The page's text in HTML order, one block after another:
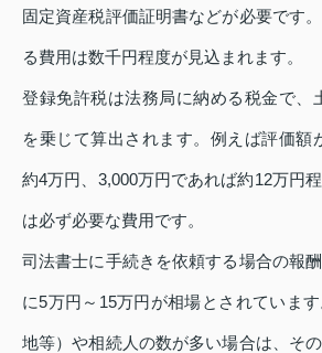
固定資産税評価証明書などが必要です
る費用は数千円程度が見込まれます。
登録免許税は法務局に納める税金で、
を乗じて算出されます。例えば評価額
約4万円、3,000万円であれば約12万円
は必ず必要な費用です。
司法書士に手続きを依頼する場合の報
に5万円～15万円が相場とされていま
地等）や相続人の数が多い場合は、そ